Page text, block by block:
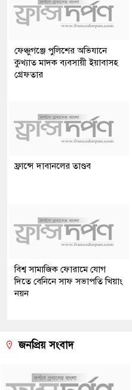
ফেঞ্চুগঞ্জে পুলিশের অভিযানে
কুখ্যাত মাদক ব্যবসায়ী ইয়াবাসহ
গ্রেফতার
ফ্রান্সে দাবানলের তাণ্ডব
বিশ্ব সামাজিক ফোরামে যোগ
দিতে বেনিনে সাফ সভাপতি খিয়াং
নয়ন
জনপ্রিয় সংবাদ